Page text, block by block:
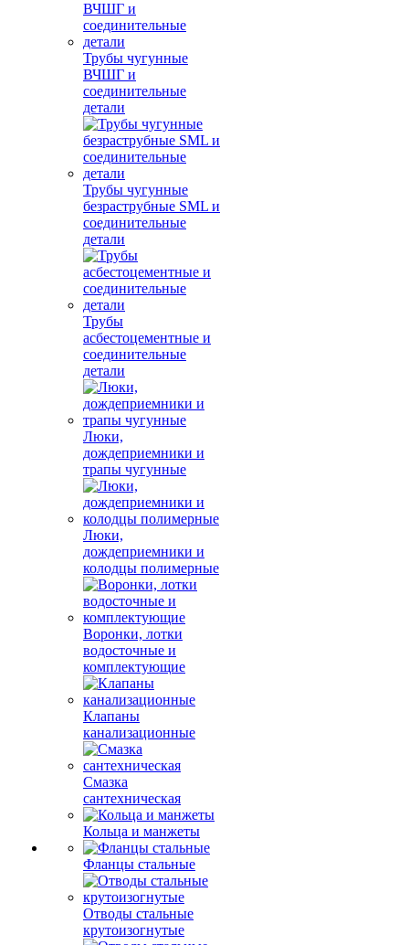
Трубы чугунные
ВЧШГ и
соединительные
детали
Трубы чугунные
безраструбные SML и
соединительные
детали
Трубы
асбестоцементные и
соединительные
детали
Люки,
дождеприемники и
трапы чугунные
Люки,
дождеприемники и
колодцы полимерные
Воронки, лотки
водосточные и
комплектующие
Клапаны
канализационные
Смазка
сантехническая
Кольца и манжеты
Фланцы стальные
Отводы стальные
крутоизогнутые